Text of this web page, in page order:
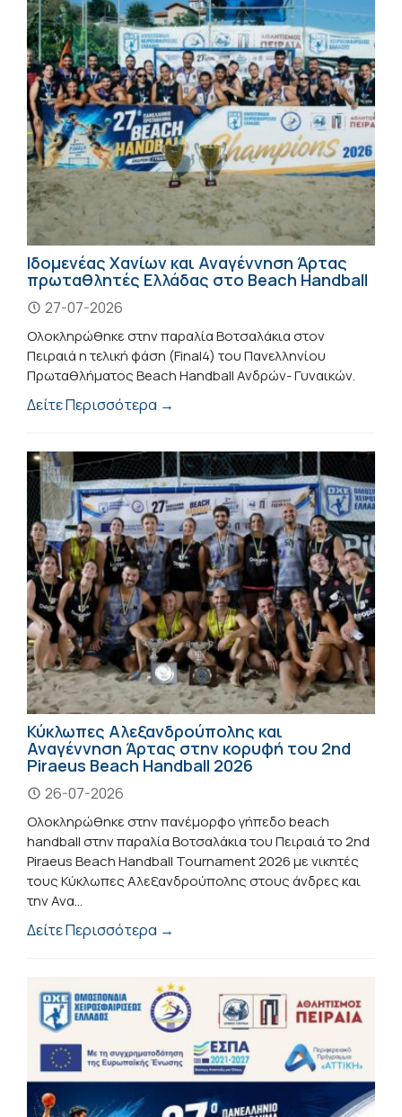
Ιδομενέας Χανίων και Αναγέννηση Άρτας
πρωταθλητές Ελλάδας στο Beach Handball
27-07-2026
Ολοκληρώθηκε στην παραλία Βοτσαλάκια στον
Πειραιά η τελική φάση (Final4) του Πανελληνίου
Πρωταθλήματος Beach Handball Ανδρών- Γυναικών.
Δείτε Περισσότερα →
Κύκλωπες Αλεξανδρούπολης και
Αναγέννηση Άρτας στην κορυφή του 2nd
Piraeus Beach Handball 2026
26-07-2026
Ολοκληρώθηκε στην πανέμορφο γήπεδο beach
handball στην παραλία Βοτσαλάκια του Πειραιά το 2nd
Piraeus Beach Handball Tournament 2026 με νικητές
τους Κύκλωπες Αλεξανδρούπολης στους άνδρες και
την Ανα...
Δείτε Περισσότερα →